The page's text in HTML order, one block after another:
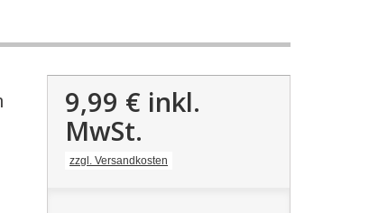
9,99 € inkl.
MwSt.
zzgl. Versandkosten